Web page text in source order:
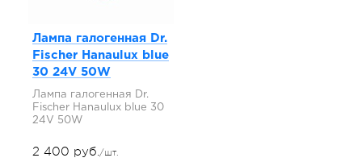
Лампа галогенная Dr.
Fischer Hanaulux blue
30 24V 50W
Лампа галогенная Dr.
Fischer Hanaulux blue 30
24V 50W
2 400 руб./шт.